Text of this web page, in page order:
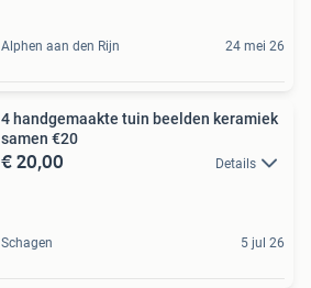
Alphen aan den Rijn 24 mei 26
4 handgemaakte tuin beelden keramiek
samen €20
€ 20,00 Details
Schagen 5 jul 26